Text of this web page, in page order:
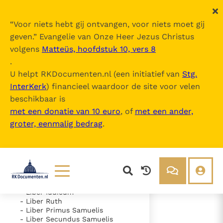
“Voor niets hebt gij ontvangen, voor niets moet gij
geven.” Evangelie van Onze Heer Jezus Christus
volgens Matteüs, hoofdstuk 10, vers 8
.
U helpt RKDocumenten.nl (een initiatief van Stg.
InterKerk) financieel waardoor de site voor velen
beschikbaar is
met een donatie van 10 euro, of met een ander,
groter, eenmalig bedrag.
Lezen
Documenten
Over ons
Nova Vulgata
Inhoudsopgave
uitklappen
- Vetus Testamentum
- Liber Exodus
- Liber Numeri
- Liber Deuteronomii
- Liber Iudicum
- Liber Ruth
- Liber Primus Samuelis
- Liber Secundus Samuelis
- Caput 38